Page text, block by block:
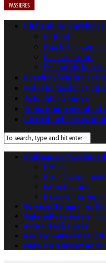
Château de Passières
L’Hôtel
Nos
Le restaurant
Découvrir la
ServicesSéminaires
GaleriePassières en
Actualitésà suivre
Nous joindrecontact
Livre d’orLaissez
Château de Passières
L’Hôtel
Nos
Le restaurant
Découvrir la région
ServicesSéminaires &
GaleriePassières en
Actualitésà suivre
Nous joindrecontact
Livre d’orLaissez